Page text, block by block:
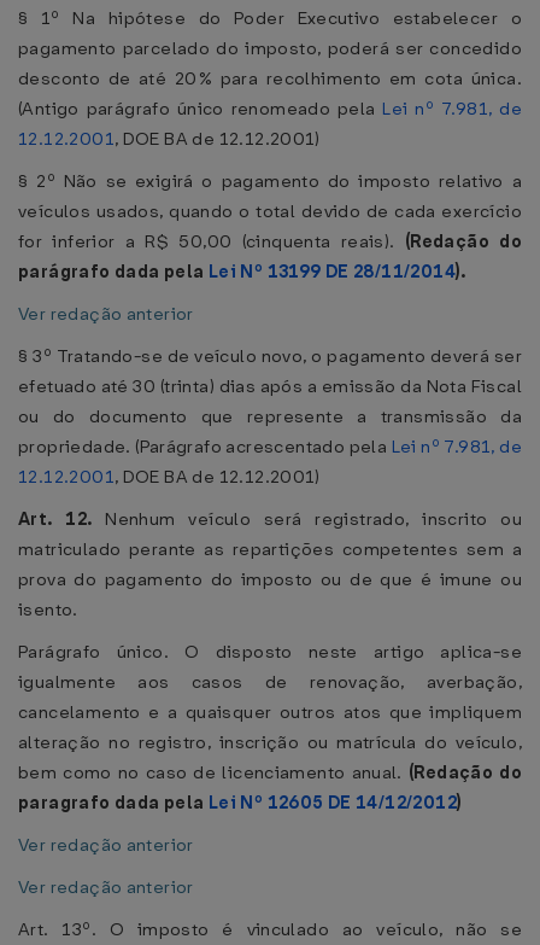
§ 1º Na hipótese do Poder Executivo estabelecer o
pagamento parcelado do imposto, poderá ser concedido
desconto de até 20% para recolhimento em cota única.
(Antigo parágrafo único renomeado pela Lei nº 7.981, de
12.12.2001, DOE BA de 12.12.2001)
§ 2º Não se exigirá o pagamento do imposto relativo a
veículos usados, quando o total devido de cada exercício
for inferior a R$ 50,00 (cinquenta reais). (Redação do
parágrafo dada pela Lei Nº 13199 DE 28/11/2014).
Ver redação anterior
§ 3º Tratando-se de veículo novo, o pagamento deverá ser
efetuado até 30 (trinta) dias após a emissão da Nota Fiscal
ou do documento que represente a transmissão da
propriedade. (Parágrafo acrescentado pela Lei nº 7.981, de
12.12.2001, DOE BA de 12.12.2001)
Art. 12. Nenhum veículo será registrado, inscrito ou
matriculado perante as repartições competentes sem a
prova do pagamento do imposto ou de que é imune ou
isento.
Parágrafo único. O disposto neste artigo aplica-se
igualmente aos casos de renovação, averbação,
cancelamento e a quaisquer outros atos que impliquem
alteração no registro, inscrição ou matrícula do veículo,
bem como no caso de licenciamento anual. (Redação do
paragrafo dada pela Lei Nº 12605 DE 14/12/2012)
Ver redação anterior
Ver redação anterior
Art. 13º. O imposto é vinculado ao veículo, não se